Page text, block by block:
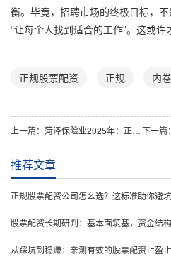
衡。毕竟，招聘市场的终极目标，
“让每个人找到适合的工作”。这或许
正规股票配资 正规 内卷
上一篇： 菏泽保险业2025年：正规实盘配资视角下如何赋能地方经济跃升？下一篇：
推荐文章
正规股票配资公司怎么选？这标准助你避坑
股票配资长期研判：基本面筑基，资金结
从踩坑到稳赚：亲测有效的股票配资止盈